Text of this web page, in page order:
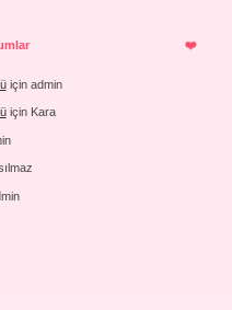
için admin
için Kara